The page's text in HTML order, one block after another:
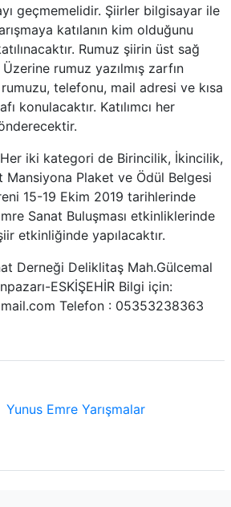
geçmemelidir. Şiirler bilgisayar ile
katılanın kim olduğunu
Rumuz şiirin üst sağ
rumuz yazılmış zarfın
rumuzu, telefonu, mail adresi ve kısa
konulacaktır. Katılımcı her
Her iki kategori de Birincilik, İkincilik,
Plaket ve Ödül Belgesi
15-19 Ekim 2019 tarihlerinde
Sanat Buluşması etkinliklerinde
etkinliğinde yapılacaktır.
Derneği Deliklitaş Mah.Gülcemal
ESKİŞEHİR Bilgi için:
Telefon : 05353238363
Yunus Emre Yarışmalar